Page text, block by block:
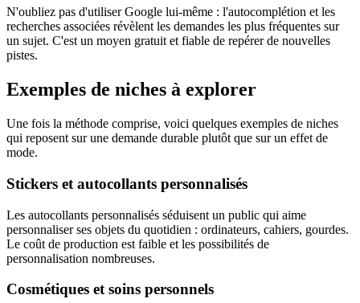
N'oubliez pas d'utiliser Google lui-même : l'autocomplétion et les
recherches associées révèlent les demandes les plus fréquentes sur
un sujet. C'est un moyen gratuit et fiable de repérer de nouvelles
pistes.
Exemples de niches à explorer
Une fois la méthode comprise, voici quelques exemples de niches
qui reposent sur une demande durable plutôt que sur un effet de
mode.
Stickers et autocollants personnalisés
Les autocollants personnalisés séduisent un public qui aime
personnaliser ses objets du quotidien : ordinateurs, cahiers, gourdes.
Le coût de production est faible et les possibilités de
personnalisation nombreuses.
Cosmétiques et soins personnels